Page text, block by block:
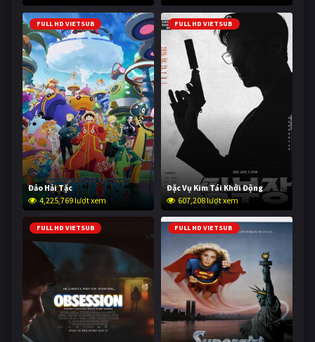
FULL HD VIETSUB
Đảo Hải Tặc
4,225,769 lượt xem
FULL HD VIETSUB
Đặc Vụ Kim Tái Khởi Động
607,208 lượt xem
FULL HD VIETSUB FULL HD VIETSUB